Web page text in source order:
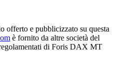
offerto e pubblicizzato su questa
è fornito da altre società del
di Foris DAX MT